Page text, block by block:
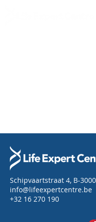
Schipvaartstraat 4, B-
info@lifeexpertcentre.be
+32 16 270 190